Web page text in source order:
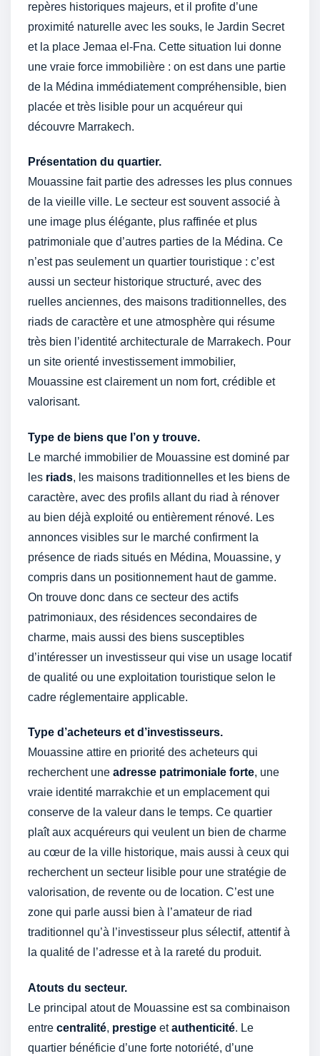
repères historiques majeurs, et il profite d’une
proximité naturelle avec les souks, le Jardin Secret
et la place Jemaa el-Fna. Cette situation lui donne
une vraie force immobilière : on est dans une partie
de la Médina immédiatement compréhensible, bien
placée et très lisible pour un acquéreur qui
découvre Marrakech.
Présentation du quartier.
Mouassine fait partie des adresses les plus connues
de la vieille ville. Le secteur est souvent associé à
une image plus élégante, plus raffinée et plus
patrimoniale que d’autres parties de la Médina. Ce
n’est pas seulement un quartier touristique : c’est
aussi un secteur historique structuré, avec des
ruelles anciennes, des maisons traditionnelles, des
riads de caractère et une atmosphère qui résume
très bien l’identité architecturale de Marrakech. Pour
un site orienté investissement immobilier,
Mouassine est clairement un nom fort, crédible et
valorisant.
Type de biens que l’on y trouve.
Le marché immobilier de Mouassine est dominé par
les riads, les maisons traditionnelles et les biens de
caractère, avec des profils allant du riad à rénover
au bien déjà exploité ou entièrement rénové. Les
annonces visibles sur le marché confirment la
présence de riads situés en Médina, Mouassine, y
compris dans un positionnement haut de gamme.
On trouve donc dans ce secteur des actifs
patrimoniaux, des résidences secondaires de
charme, mais aussi des biens susceptibles
d’intéresser un investisseur qui vise un usage locatif
de qualité ou une exploitation touristique selon le
cadre réglementaire applicable.
Type d’acheteurs et d’investisseurs.
Mouassine attire en priorité des acheteurs qui
recherchent une adresse patrimoniale forte, une
vraie identité marrakchie et un emplacement qui
conserve de la valeur dans le temps. Ce quartier
plaît aux acquéreurs qui veulent un bien de charme
au cœur de la ville historique, mais aussi à ceux qui
recherchent un secteur lisible pour une stratégie de
valorisation, de revente ou de location. C’est une
zone qui parle aussi bien à l’amateur de riad
traditionnel qu’à l’investisseur plus sélectif, attentif à
la qualité de l’adresse et à la rareté du produit.
Atouts du secteur.
Le principal atout de Mouassine est sa combinaison
entre centralité, prestige etauthenticité. Le
quartier bénéficie d’une forte notoriété, d’une